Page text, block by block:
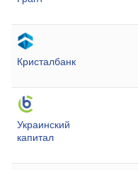
Кристалбанк
Украинский
капитал